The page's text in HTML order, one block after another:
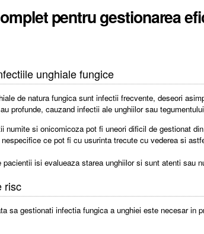
pentru gestionarea
unghiale fungice
de natura fungica sunt infectii frecvente, deseori
profunde, cauzand infectii ale unghiilor sau
numite si onicomicoza pot fi uneori dificil de gestionat
ce pot fi cu usurinta trecute cu vederea si
pacientii isi evalueaza starea unghiilor si sunt atenti sau
risc
sa gestionati infectia fungica a unghiei este necesar